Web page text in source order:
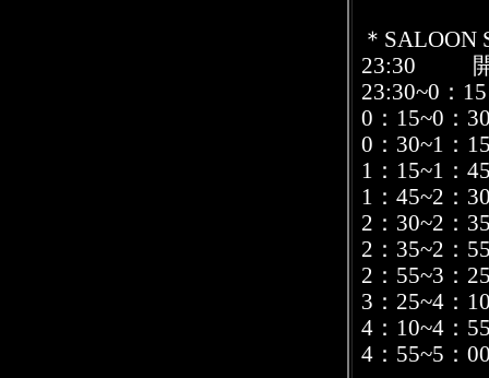
＊SALOON
23:30 開
23:30~0：
0：15~0：
0：30~1：
1：15~1：
1：45~2：
2：30~2：
2：35~2：
2：55~3：
3：25~4：
4：10~4：
4：55~5：